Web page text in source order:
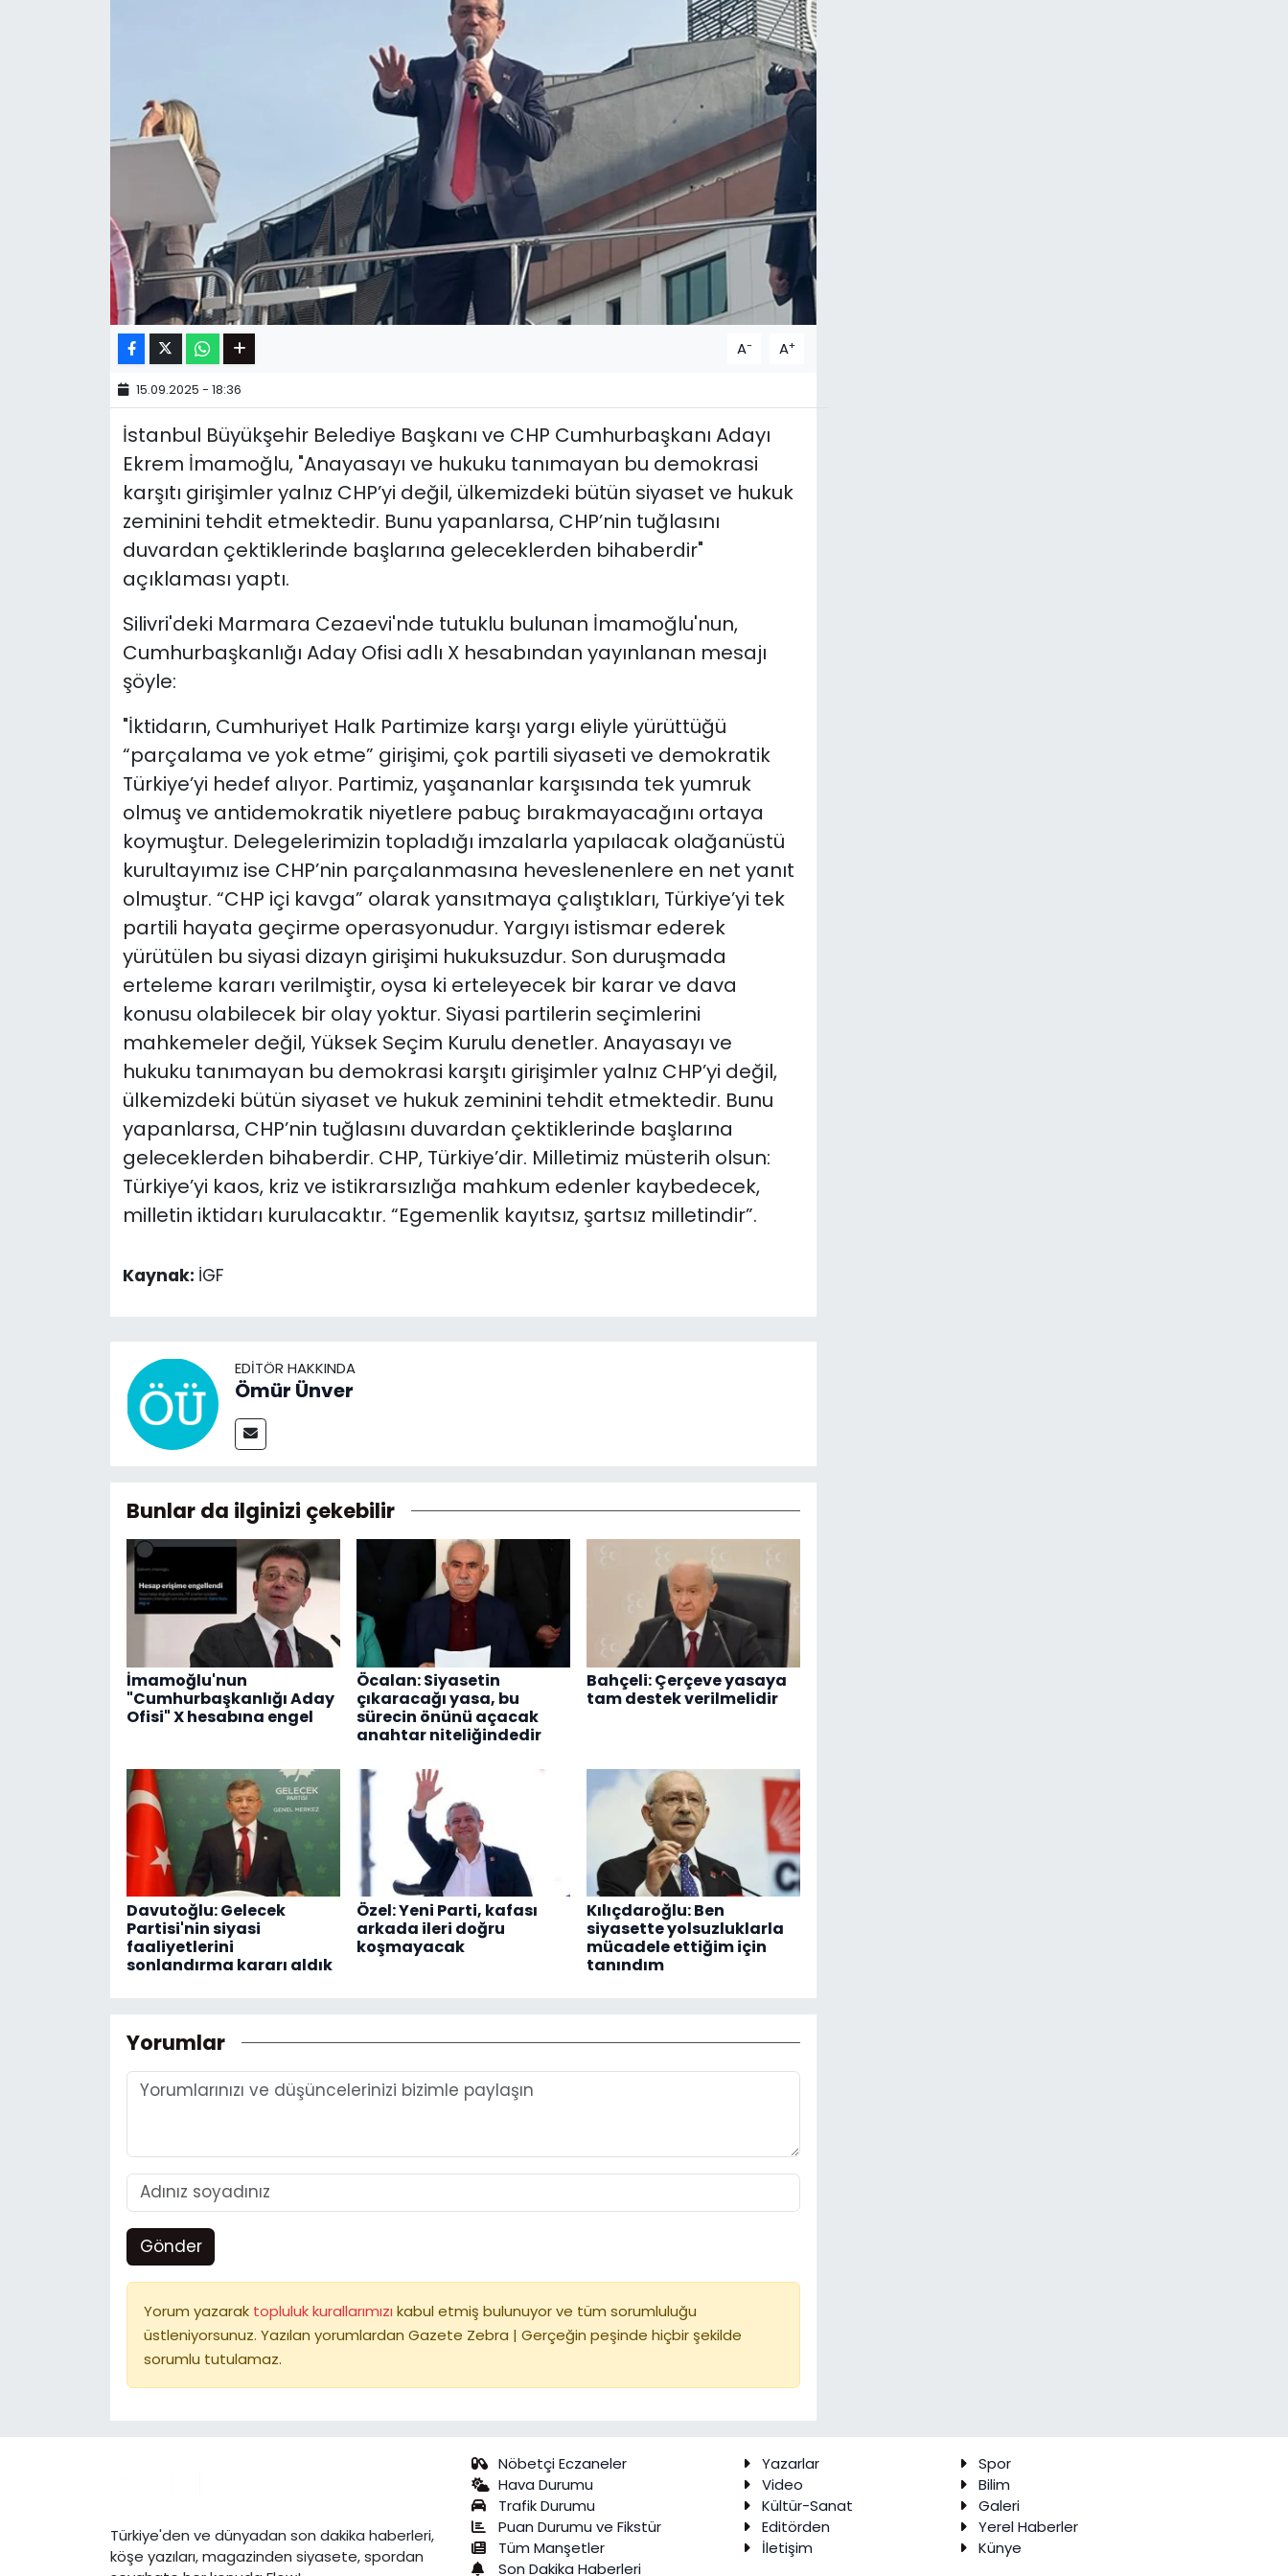
A- A+
15.09.2025 - 18:36
İstanbul Büyükşehir Belediye Başkanı ve CHP Cumhurbaşkanı Adayı
Ekrem İmamoğlu, "Anayasayı ve hukuku tanımayan bu demokrasi
karşıtı girişimler yalnız CHP’yi değil, ülkemizdeki bütün siyaset ve hukuk
zeminini tehdit etmektedir. Bunu yapanlarsa, CHP’nin tuğlasını
duvardan çektiklerinde başlarına geleceklerden bihaberdir"
açıklaması yaptı.
Silivri'deki Marmara Cezaevi'nde tutuklu bulunan İmamoğlu'nun,
Cumhurbaşkanlığı Aday Ofisi adlı X hesabından yayınlanan mesajı
şöyle:
"İktidarın, Cumhuriyet Halk Partimize karşı yargı eliyle yürüttüğü
“parçalama ve yok etme” girişimi, çok partili siyaseti ve demokratik
Türkiye’yi hedef alıyor. Partimiz, yaşananlar karşısında tek yumruk
olmuş ve antidemokratik niyetlere pabuç bırakmayacağını ortaya
koymuştur. Delegelerimizin topladığı imzalarla yapılacak olağanüstü
kurultayımız ise CHP’nin parçalanmasına heveslenenlere en net yanıt
olmuştur. “CHP içi kavga” olarak yansıtmaya çalıştıkları, Türkiye’yi tek
partili hayata geçirme operasyonudur. Yargıyı istismar ederek
yürütülen bu siyasi dizayn girişimi hukuksuzdur. Son duruşmada
erteleme kararı verilmiştir, oysa ki erteleyecek bir karar ve dava
konusu olabilecek bir olay yoktur. Siyasi partilerin seçimlerini
mahkemeler değil, Yüksek Seçim Kurulu denetler. Anayasayı ve
hukuku tanımayan bu demokrasi karşıtı girişimler yalnız CHP’yi değil,
ülkemizdeki bütün siyaset ve hukuk zeminini tehdit etmektedir. Bunu
yapanlarsa, CHP’nin tuğlasını duvardan çektiklerinde başlarına
geleceklerden bihaberdir. CHP, Türkiye’dir. Milletimiz müsterih olsun:
Türkiye’yi kaos, kriz ve istikrarsızlığa mahkum edenler kaybedecek,
milletin iktidarı kurulacaktır. “Egemenlik kayıtsız, şartsız milletindir”.
Kaynak: İGF
EDITÖR HAKKINDA
Ömür Ünver
Bunlar da ilginizi çekebilir
İmamoğlu'nun
"Cumhurbaşkanlığı Aday
Ofisi" X hesabına engel
Öcalan: Siyasetin
çıkaracağı yasa, bu
sürecin önünü açacak
anahtar niteliğindedir
Bahçeli: Çerçeve yasaya
tam destek verilmelidir
Davutoğlu: Gelecek
Partisi'nin siyasi
faaliyetlerini
sonlandırma kararı aldık
Özel: Yeni Parti, kafası
arkada ileri doğru
koşmayacak
Kılıçdaroğlu: Ben
siyasette yolsuzluklarla
mücadele ettiğim için
tanındım
Yorumlar
Gönder
Yorum yazarak topluluk kurallarımızı kabul etmiş bulunuyor ve tüm sorumluluğu
üstleniyorsunuz. Yazılan yorumlardan Gazete Zebra | Gerçeğin peşinde hiçbir şekilde
sorumlu tutulamaz.
Türkiye'den ve dünyadan son dakika haberleri,
köşe yazıları, magazinden siyasete, spordan
Nöbetçi Eczaneler
Hava Durumu
Trafik Durumu
Puan Durumu ve Fikstür
Tüm Manşetler
Son Dakika Haberleri
Yazarlar
Spor
Video
Bilim
Kültür-Sanat
Galeri
Editörden
Yerel Haberler
İletişim
Künye